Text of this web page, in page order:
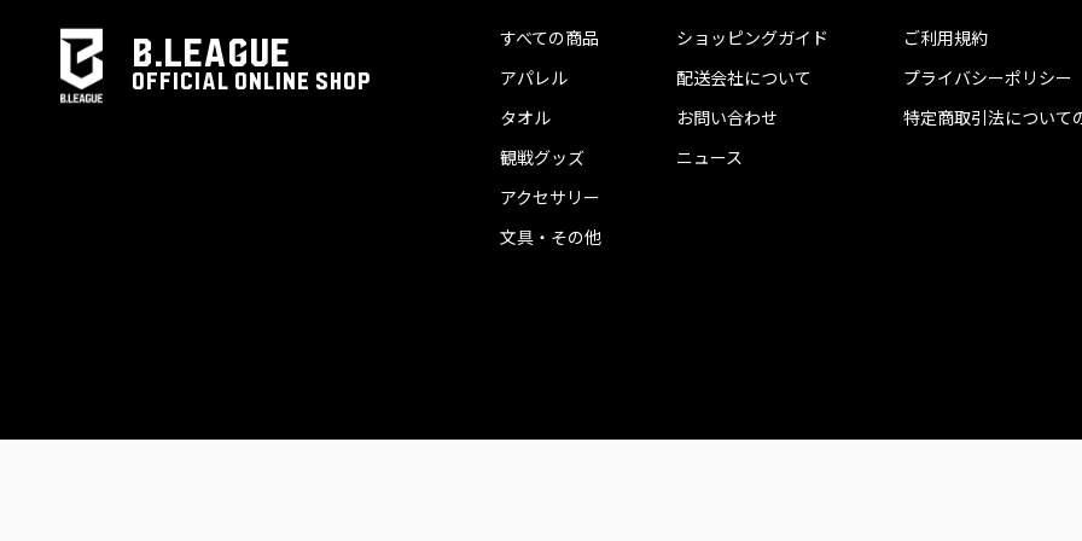
B.LEAGUE
OFFICIAL ONLINE SHOP
すべての商品
アパレル
タオル
観戦グッズ
アクセサリー
文具・その他
ショッピングガイド
配送会社について
お問い合わせ
ニュース
ご利用規約
プライバシーポリシー
特定商取引法について